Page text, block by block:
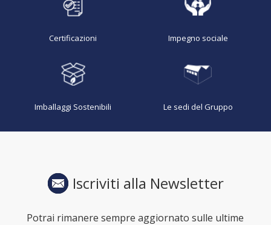
Certificazioni Impegno sociale
Imballaggi Sostenibili Le sedi del Gruppo
Iscriviti alla Newsletter
Potrai rimanere sempre aggiornato sulle ultime